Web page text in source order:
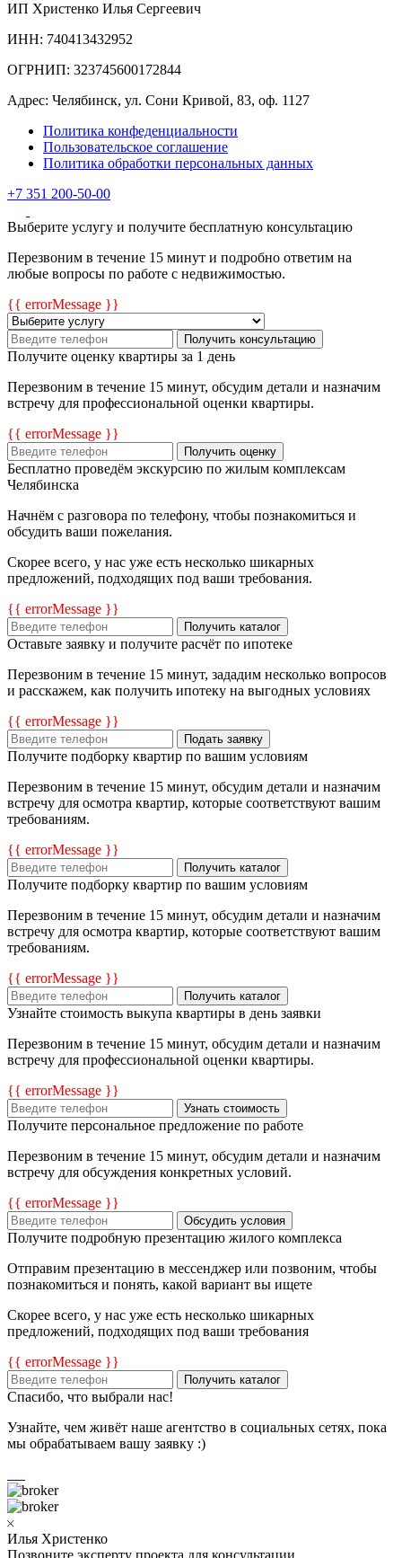
ИП Христенко Илья Сергеевич
ИНН: 740413432952
ОГРНИП: 323745600172844
Адрес: Челябинск, ул. Сони Кривой, 83, оф. 1127
Политика конфеденциальности
Пользовательское соглашение
Политика обработки персональных данных
+7 351 200-50-00
Выберите услугу и получите бесплатную консультацию
Перезвоним в течение 15 минут и подробно ответим на
любые вопросы по работе с недвижимостью.
{{ errorMessage }}
Получить консультацию
Получите оценку квартиры за 1 день
Перезвоним в течение 15 минут, обсудим детали и назначим
встречу для профессиональной оценки квартиры.
{{ errorMessage }}
Получить оценку
Бесплатно проведём экскурсию по жилым комплексам
Челябинска
Начнём с разговора по телефону, чтобы познакомиться и
обсудить ваши пожелания.
Скорее всего, у нас уже есть несколько шикарных
предложений, подходящих под ваши требования.
{{ errorMessage }}
Получить каталог
Оставьте заявку и получите расчёт по ипотеке
Перезвоним в течение 15 минут, зададим несколько вопросов
и расскажем, как получить ипотеку на выгодных условиях
{{ errorMessage }}
Подать заявку
Получите подборку квартир по вашим условиям
Перезвоним в течение 15 минут, обсудим детали и назначим
встречу для осмотра квартир, которые соответствуют вашим
требованиям.
{{ errorMessage }}
Получить каталог
Получите подборку квартир по вашим условиям
Перезвоним в течение 15 минут, обсудим детали и назначим
встречу для осмотра квартир, которые соответствуют вашим
требованиям.
{{ errorMessage }}
Получить каталог
Узнайте стоимость выкупа квартиры в день заявки
Перезвоним в течение 15 минут, обсудим детали и назначим
встречу для профессиональной оценки квартиры.
{{ errorMessage }}
Узнать стоимость
Получите персональное предложение по работе
Перезвоним в течение 15 минут, обсудим детали и назначим
встречу для обсуждения конкретных условий.
{{ errorMessage }}
Обсудить условия
Получите подробную презентацию жилого комплекса
Отправим презентацию в мессенджер или позвоним, чтобы
познакомиться и понять, какой вариант вы ищете
Скорее всего, у нас уже есть несколько шикарных
предложений, подходящих под ваши требования
{{ errorMessage }}
Получить каталог
Спасибо, что выбрали нас!
Узнайте, чем живёт наше агентство в социальных сетях, пока
мы обрабатываем вашу заявку :)
Илья Христенко